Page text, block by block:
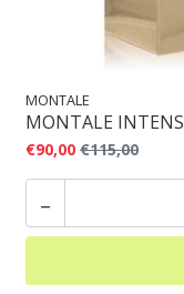
MONTALE
MONTALE
€90,00 €115,00
-